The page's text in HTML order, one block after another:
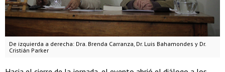
De izquierda a derecha: Dra. Brenda Carranza, Dr. Luis Bahamondes y Dr.
Cristián Parker